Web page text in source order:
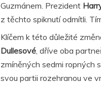
Guzmánem. Prezident
z těchto spiknutí odmítli.
Klíčem k této důležité
Dullesové, dříve oba
zmíněných sedmi ropných
svou partii rozehranou ve